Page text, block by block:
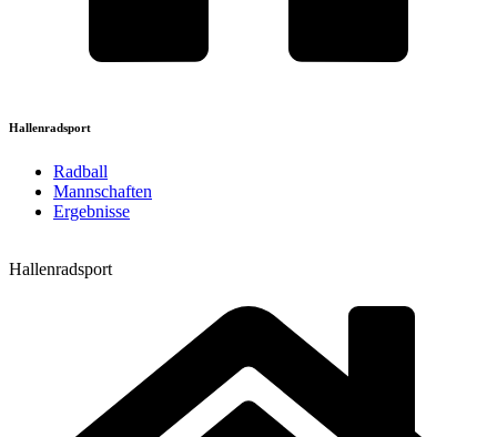
Hallenradsport
Radball
Mannschaften
Ergebnisse
Hallenradsport